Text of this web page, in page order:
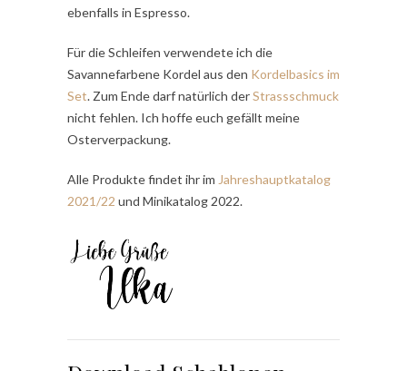
ebenfalls in Espresso.
Für die Schleifen verwendete ich die
Savannefarbene Kordel aus den Kordelbasics im
Set. Zum Ende darf natürlich derStrassschmuck
nicht fehlen. Ich hoffe euch gefällt meine
Osterverpackung.
Alle Produkte findet ihr im Jahreshauptkatalog
2021/22 und Minikatalog 2022.